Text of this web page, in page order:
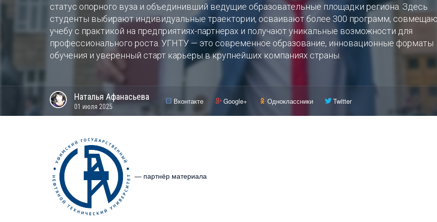
статус опорного вуза и объединивший ведущие образовательные площадки региона. Здесь
студенты выбирают индивидуальные траектории, осваивают более 300 программ,
учебу с практикой на предприятиях-партнерах и получают уникальные возможности для
профессионального роста. УГНТУ — это современное образование, инновационные форматы
обучения и уверенный старт карьеры в крупнейших компаниях страны.
Наталья Афанасьева
01 июля 2025
Вконтакте Google+ Одноклассники Twitter
— партнёр материала